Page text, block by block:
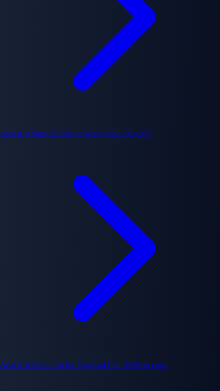
Arco #13 Saga del País de Wano Cap. 909-1057
Arco #14 Arco de la Isla Egghead Cap. 1058-en curso